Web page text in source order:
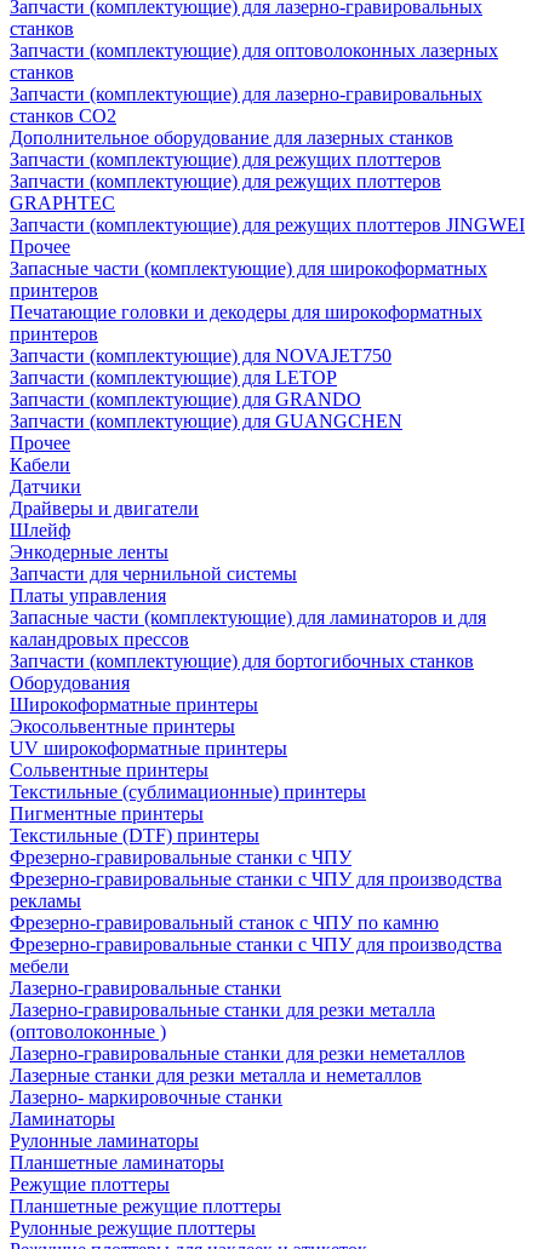
Запчасти (комплектующие) для лазерно-гравировальных
станков
Запчасти (комплектующие) для оптоволоконных лазерных
станков
Запчасти (комплектующие) для лазерно-гравировальных
станков CO2
Дополнительное оборудование для лазерных станков
Запчасти (комплектующие) для режущих плоттеров
Запчасти (комплектующие) для режущих плоттеров
GRAPHTEC
Запчасти (комплектующие) для режущих плоттеров JINGWEI
Прочее
Запасные части (комплектующие) для широкоформатных
принтеров
Печатающие головки и декодеры для широкоформатных
принтеров
Запчасти (комплектующие) для NOVAJET750
Запчасти (комплектующие) для LETOP
Запчасти (комплектующие) для GRANDO
Запчасти (комплектующие) для GUANGCHEN
Прочее
Кабели
Датчики
Драйверы и двигатели
Шлейф
Энкодерные ленты
Запчасти для чернильной системы
Платы управления
Запасные части (комплектующие) для ламинаторов и для
каландровых прессов
Запчасти (комплектующие) для бортогибочных станков
Оборудования
Широкоформатные принтеры
Экосольвентные принтеры
UV широкоформатные принтеры
Сольвентные принтеры
Текстильные (сублимационные) принтеры
Пигментные принтеры
Текстильные (DTF) принтеры
Фрезерно-гравировальные станки с ЧПУ
Фрезерно-гравировальные станки с ЧПУ для производства
рекламы
Фрезерно-гравировальный станок с ЧПУ по камню
Фрезерно-гравировальные станки с ЧПУ для производства
мебели
Лазерно-гравировальные станки
Лазерно-гравировальные станки для резки металла
(оптоволоконные )
Лазерно-гравировальные станки для резки неметаллов
Лазерные станки для резки металла и неметаллов
Лазерно- маркировочные станки
Ламинаторы
Рулонные ламинаторы
Планшетные ламинаторы
Режущие плоттеры
Планшетные режущие плоттеры
Рулонные режущие плоттеры